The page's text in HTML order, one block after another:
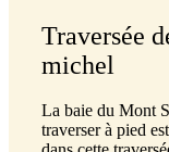
Traversée
michel
La baie du Mont
traverser à pied